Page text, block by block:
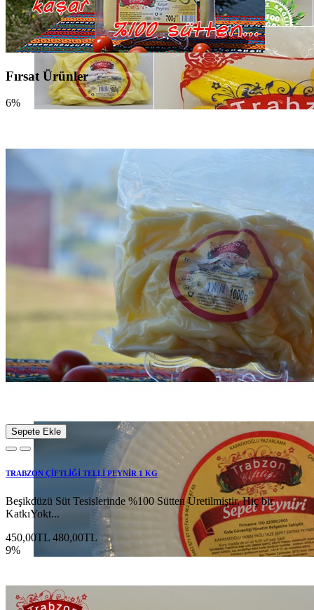
Sofralarınıza Özel...
Trabzon Telli Kaşar
Detaylı İncele
3750 tl üzeri alışverişlerde...
TÜM ÜRÜNLERDE
KARGO ÜCRETSİZ
SATIN AL
Fırsat Ürünler
6%
Sepete Ekle
TRABZON ÇİFTLİĞİ TELLİ PEYNİR 1 KG
Beşikdüzü Süt Tesislerinde %100 Sütten Üretilmiştir. Hiç bir
KatkıYokt...
450,00TL 480,00TL
9%